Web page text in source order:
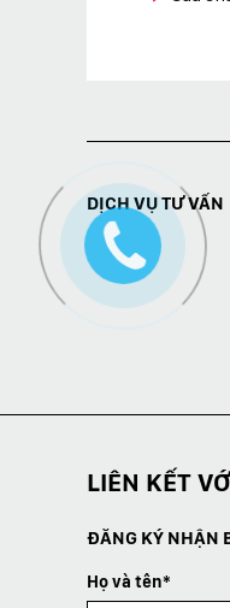
DỊCH VỤ TƯ VẤN
LIÊN KẾT
ĐĂNG KÝ NHẬN
Họ và tên*